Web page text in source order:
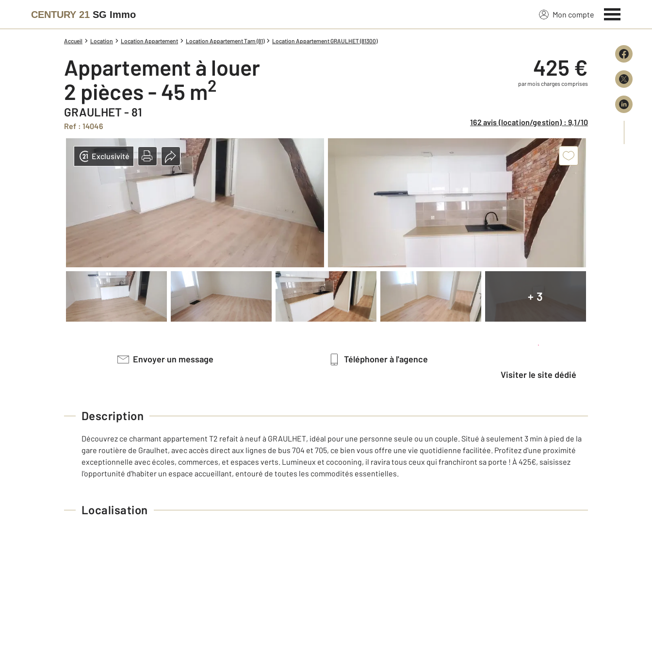
CENTURY 21 SG Immo Mon compte
Accueil Location Location Appartement Location Appartement Tarn (81) Location Appartement GRAULHET (81300)
Appartement à louer
2 pièces - 45 m2
GRAULHET - 81
Ref : 14046
425 €
par mois charges comprises
162 avis (location/gestion) : 9,1/10
+ 3
Exclusivité
Envoyer un message Téléphoner à l'agence
Visiter le site dédié
Description
Découvrez ce charmant appartement T2 refait à neuf à GRAULHET, idéal pour une personne seule ou un couple. Situé à seulement 3 min à pied de la
gare routière de Graulhet, avec accès direct aux lignes de bus 704 et 705, ce bien vous offre une vie quotidienne facilitée. Profitez d'une proximité
exceptionnelle avec écoles, commerces, et espaces verts. Lumineux et cocooning, il ravira tous ceux qui franchiront sa porte ! À 425€, saisissez
l'opportunité d'habiter un espace accueillant, entouré de toutes les commodités essentielles.
Localisation